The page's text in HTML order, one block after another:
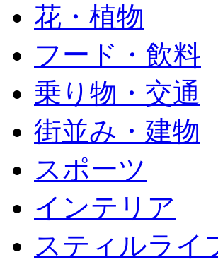
花・植物
フード・飲料
乗り物・交通
街並み・建物
スポーツ
インテリア
スティルライ